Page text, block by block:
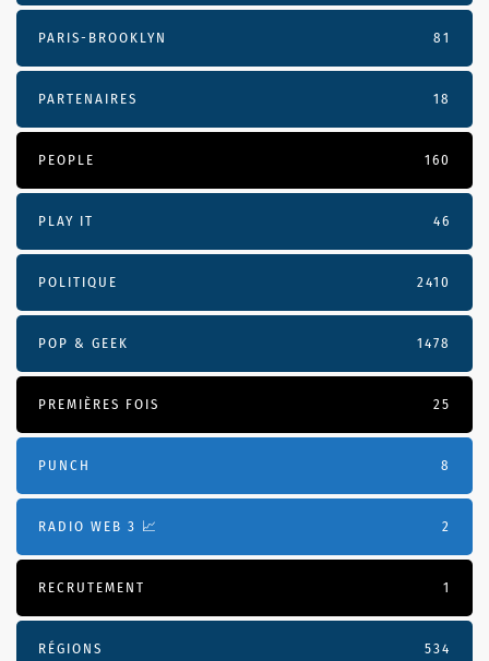
PARIS-BROOKLYN 81
PARTENAIRES 18
PEOPLE 160
PLAY IT 46
POLITIQUE 2410
POP & GEEK 1478
PREMIÈRES FOIS 25
PUNCH 8
RADIO WEB 3 📈 2
RECRUTEMENT 1
RÉGIONS 534